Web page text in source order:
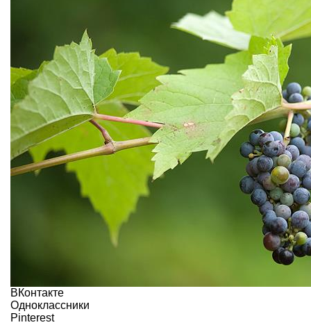
ВКонтакте
Одноклассники
Pinterest